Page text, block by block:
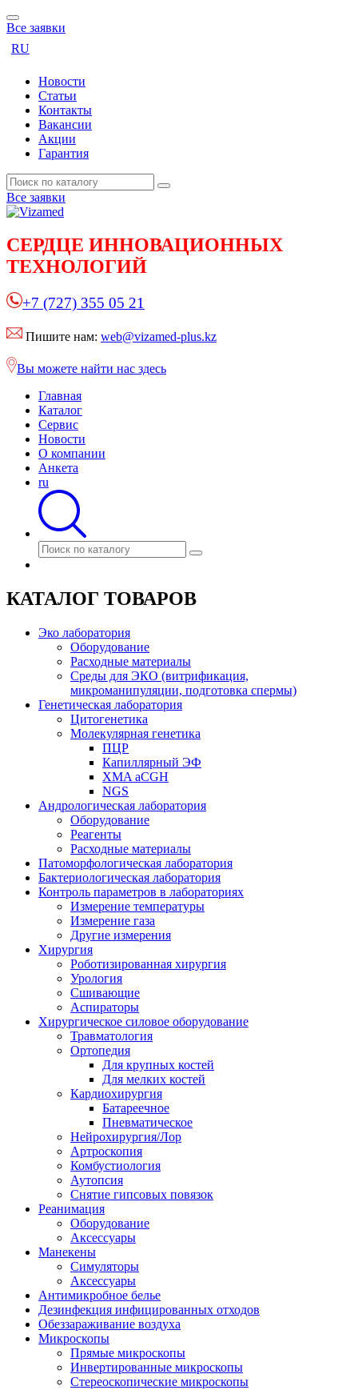
Все заявки
RU
Новости
Статьи
Контакты
Вакансии
Акции
Гарантия
Все заявки
СЕРДЦЕ ИННОВАЦИОННЫХ
ТЕХНОЛОГИЙ
+7 (727) 355 05 21
Пишите нам: web@vizamed-plus.kz
Вы можете найти нас здесь
Главная
Каталог
Сервис
Новости
О компании
Анкета
ru
КАТАЛОГ ТОВАРОВ
Эко лаборатория
Оборудование
Расходные материалы
Среды для ЭКО (витрификация,
микроманипуляции, подготовка спермы)
Генетическая лаборатория
Цитогенетика
Молекулярная генетика
ПЦР
Капиллярный ЭФ
XMA aCGH
NGS
Андрологическая лаборатория
Оборудование
Реагенты
Расходные материалы
Патоморфологическая лаборатория
Бактериологическая лаборатория
Контроль параметров в лабораториях
Измерение температуры
Измерение газа
Другие измерения
Хирургия
Роботизированная хирургия
Урология
Сшивающие
Аспираторы
Хирургическое силовое оборудование
Травматология
Ортопедия
Для крупных костей
Для мелких костей
Кардиохирургия
Батареечное
Пневматическое
Нейрохирургия/Лор
Артроскопия
Комбустиология
Аутопсия
Снятие гипсовых повязок
Реанимация
Оборудование
Аксессуары
Манекены
Симуляторы
Аксессуары
Антимикробное белье
Дезинфекция инфицированных отходов
Обеззараживание воздуха
Микроскопы
Прямые микроскопы
Инвертированные микроскопы
Стереоскопические микроскопы